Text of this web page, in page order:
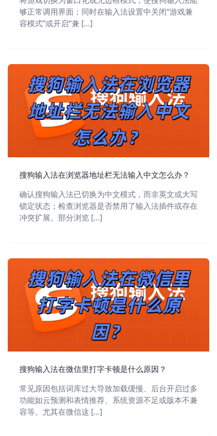
够正常调用界面；同时在输入法设置中关闭“游戏兼
容模式”或开启“兼 […]
搜狗输入法在浏览器地址栏无法输入中文怎么办？
确认搜狗输入法已切换为中文模式，而非英文或大写
锁定状态；检查浏览器是否禁用了输入法插件或存在
冲突扩展。部分浏览 […]
搜狗输入法在微信里打字卡顿是什么原因？
常见原因包括词库过大导致加载缓慢、后台开启过多
功能如云预测和表情推荐、系统资源不足或版本不兼
容等。尤其在微信这 […]